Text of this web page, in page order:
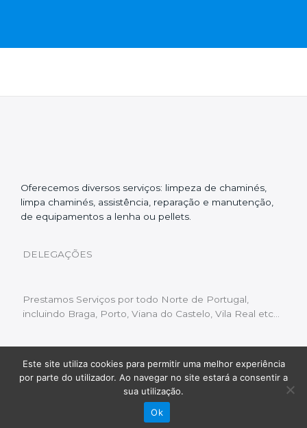
Oferecemos diversos serviços: limpeza de chaminés,
limpa chaminés, assistência, reparação e manutenção,
de equipamentos a lenha ou pellets.
DELEGAÇÕES
Prestamos Serviços por todo Norte de Portugal,
incluindo Braga, Porto, Viana do Castelo, Vila Real etc…
Livro de Reclamações | Política de Privacidade
Copyright © 2022 Limpeza Chaminés | Desenvolvido
Fluxo Digital – a inovar a web
Este site utiliza cookies para permitir uma melhor experiência
por parte do utilizador. Ao navegar no site estará a consentir a
sua utilização.
Ok